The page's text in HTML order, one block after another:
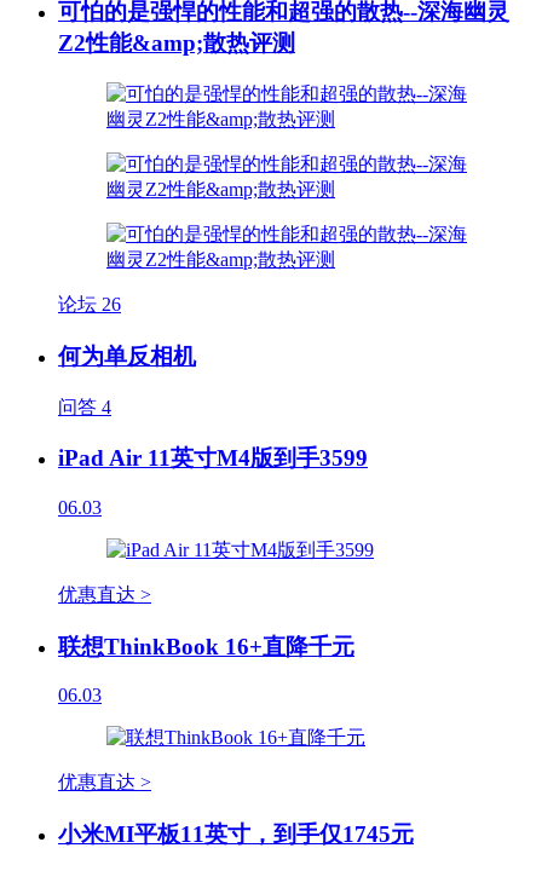
可怕的是强悍的性能和超强的散热--深海幽灵
Z2性能&amp;散热评测
论坛 26
何为单反相机
问答 4
iPad Air 11英寸M4版到手3599
06.03
优惠直达 >
联想ThinkBook 16+直降千元
06.03
优惠直达 >
小米MI平板11英寸，到手仅1745元